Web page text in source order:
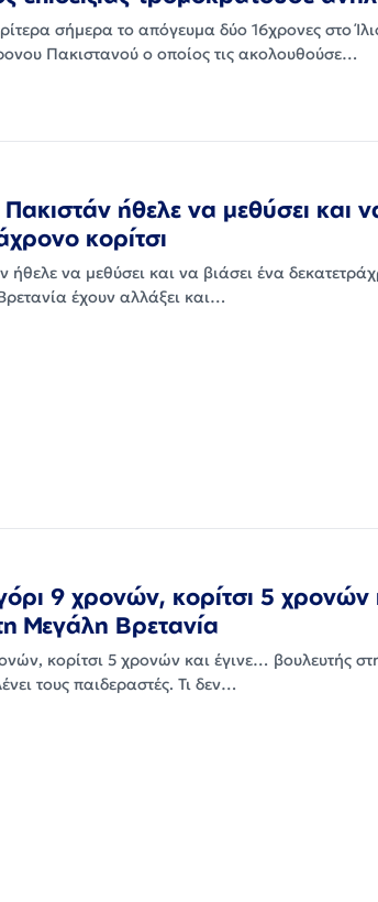
σήμερα το απόγευμα δύο 16χρονες στο
Πακιστανού ο οποίος τις ακολουθούσε…
ήθελε να μεθύσει και
κορίτσι
να μεθύσει και να βιάσει ένα
έχουν αλλάξει και…
9 χρονών, κορίτσι 5 χρονών
Μεγάλη Βρετανία
κορίτσι 5 χρονών και έγινε… βουλευτής
τους παιδεραστές. Τι δεν…